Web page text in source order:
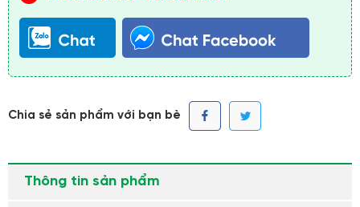
Chia sẻ sản phẩm với bạn bè
Thông tin sản phẩm